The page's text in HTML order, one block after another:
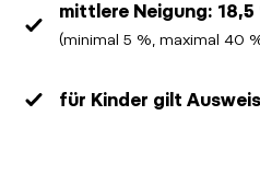
mittlere Neigung: 18,5
(minimal 5 %, maximal 40
für Kinder gilt